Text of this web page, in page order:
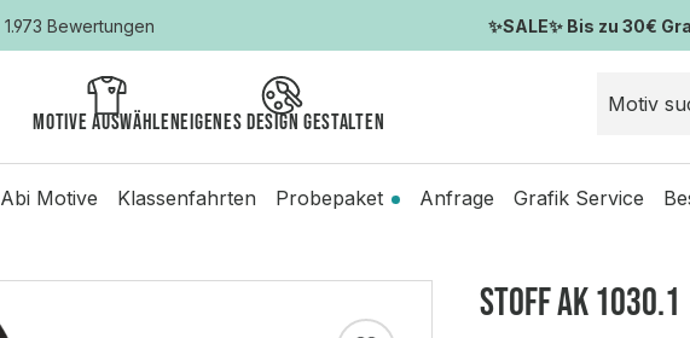
1.973 Bewertungen ✨SALE✨ Bis zu 30€
Motive auswählenEigenes Design gestalten
Abi Motive Klassenfahrten Probepaket Anfrage Grafik Service
STOFF AK 1030.1